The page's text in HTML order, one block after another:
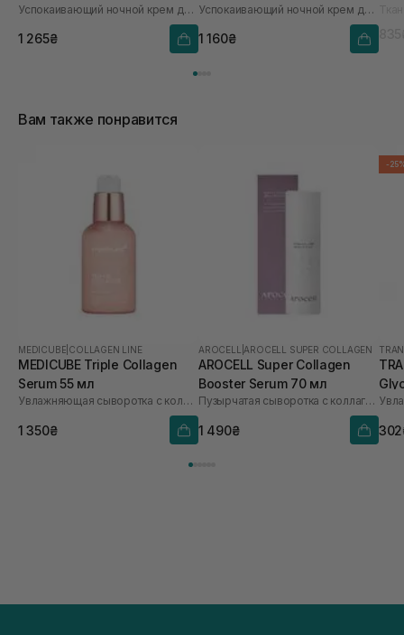
Успокаивающий ночной крем для лица
1 265₴
Успокаивающий ночной крем для лица
1 160₴
Вам также понравится
MEDICUBE COLLAGEN LINE
MEDICUBE Triple Collagen
Serum 55 мл
Увлажняющая сыворотка с коллагеном и гиалуроновой кислотой
1 350₴
AROCELL AROCELL SUPER COLLAGEN
AROCELL Super Collagen
Booster Serum 70 мл
Пузырчатая сыворотка с коллагеном и гиалуроновой кислотой
1 490₴
-